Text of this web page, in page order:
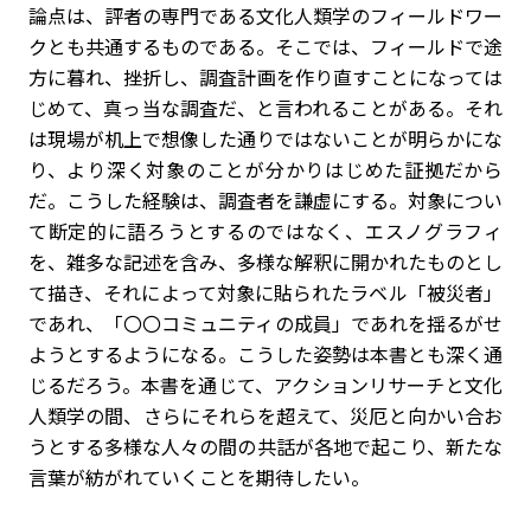
論点は、評者の専門である文化人類学のフィールドワー
クとも共通するものである。そこでは、フィールドで途
方に暮れ、挫折し、調査計画を作り直すことになっては
じめて、真っ当な調査だ、と言われることがある。それ
は現場が机上で想像した通りではないことが明らかにな
り、より深く対象のことが分かりはじめた証拠だから
だ。こうした経験は、調査者を謙虚にする。対象につい
て断定的に語ろうとするのではなく、エスノグラフィ
を、雑多な記述を含み、多様な解釈に開かれたものとし
て描き、それによって対象に貼られたラベル――「被災者」
であれ、「〇〇コミュニティの成員」であれ――を揺るがせ
ようとするようになる。こうした姿勢は本書とも深く通
じるだろう。本書を通じて、アクションリサーチと文化
人類学の間、さらにそれらを超えて、災厄と向かい合お
うとする多様な人々の間の共話が各地で起こり、新たな
言葉が紡がれていくことを期待したい。